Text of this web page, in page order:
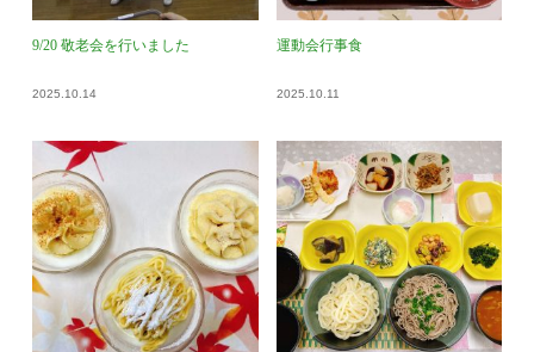
9/20 敬老会を行いました
2025.10.14
運動会行事食
2025.10.11